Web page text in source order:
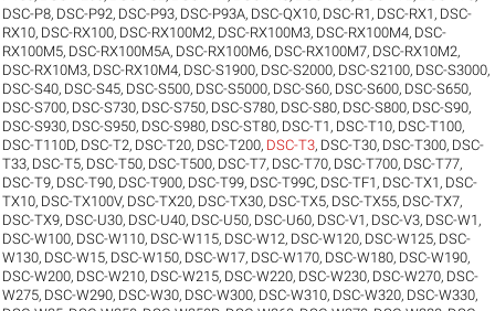
DSC-P8, DSC-P92, DSC-P93, DSC-P93A, DSC-QX10, DSC-R1 , DSC-RX1 , DSC-
RX10, DSC-RX100, DSC-RX100M2, DSC-RX100M3, DSC-RX100M4, DSC-
RX100M5, DSC-RX100M5A, DSC-RX100M6, DSC-RX100M7, DSC-RX10M2,
DSC-RX10M3, DSC-RX10M4, DSC-S1900, DSC-S2000, DSC-S2100, DSC-S3000,
DSC-S40, DSC-S45, DSC-S500, DSC-S5000, DSC-S60, DSC-S600, DSC-S650,
DSC-S700, DSC-S730, DSC-S750, DSC-S780, DSC-S80, DSC-S800, DSC-S90,
DSC-S930, DSC-S950, DSC-S980, DSC-ST80, DSC-T1 , DSC-T10, DSC-T100,
DSC-T110D, DSC-T2, DSC-T20, DSC-T200, DSC-T3, DSC-T30, DSC-T300, DSC-
T33, DSC-T5, DSC-T50, DSC-T500, DSC-T7, DSC-T70, DSC-T700, DSC-T77,
DSC-T9, DSC-T90, DSC-T900, DSC-T99, DSC-T99C, DSC-TF1 , DSC-TX1 , DSC-
TX10, DSC-TX100V, DSC-TX20, DSC-TX30, DSC-TX5, DSC-TX55, DSC-TX7,
DSC-TX9, DSC-U30, DSC-U40, DSC-U50, DSC-U60, DSC-V1 , DSC-V3, DSC-W1 ,
DSC-W100, DSC-W110, DSC-W115, DSC-W12, DSC-W120, DSC-W125, DSC-
W130, DSC-W15, DSC-W150, DSC-W17, DSC-W170, DSC-W180, DSC-W190,
DSC-W200, DSC-W210, DSC-W215, DSC-W220, DSC-W230, DSC-W270, DSC-
W275, DSC-W290, DSC-W30, DSC-W300, DSC-W310, DSC-W320, DSC-W330,